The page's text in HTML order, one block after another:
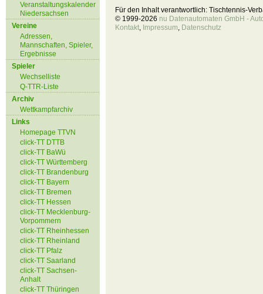
Veranstaltungskalender
Niedersachsen
Vereine
Adressen,
Mannschaften, Spieler,
Ergebnisse
Spieler
Wechselliste
Q-TTR-Liste
Archiv
Wettkampfarchiv
Links
Homepage TTVN
click-TT DTTB
click-TT BaWü
click-TT Württemberg
click-TT Brandenburg
click-TT Bayern
click-TT Bremen
click-TT Hessen
click-TT Mecklenburg-
Vorpommern
click-TT Rheinhessen
click-TT Rheinland
click-TT Pfalz
click-TT Saarland
click-TT Sachsen-
Anhalt
click-TT Thüringen
Für den Inhalt verantwortlich: Tischtennis-
© 1999-2026 nu Datenautomaten GmbH -
Kontakt, Impressum, Datenschutz